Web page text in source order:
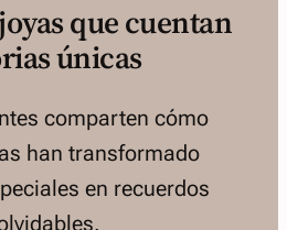
que cuentan
únicas
comparten cómo
han transformado
en recuerdos